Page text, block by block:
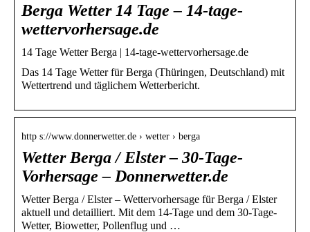
Berga Wetter 14 Tage – 14-tage-
wettervorhersage.de
14 Tage Wetter Berga | 14-tage-wettervorhersage.de
Das 14 Tage Wetter für Berga (Thüringen, Deutschland) mit
Wettertrend und täglichem Wetterbericht.
http s://www.donnerwetter.de › wetter › berga
Wetter Berga / Elster – 30-Tage-
Vorhersage – Donnerwetter.de
Wetter Berga / Elster – Wettervorhersage für Berga / Elster
aktuell und detailliert. Mit dem 14-Tage und dem 30-Tage-
Wetter, Biowetter, Pollenflug und …